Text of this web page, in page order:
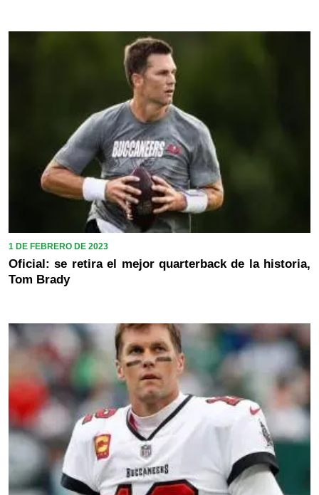
1 DE FEBRERO DE 2023
Oficial: se retira el mejor quarterback de la historia,
Tom Brady